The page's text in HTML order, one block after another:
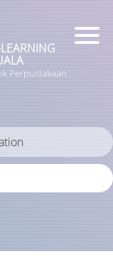
Perpustakaan :